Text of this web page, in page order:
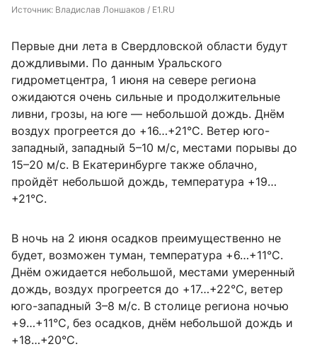
Источник: Владислав Лоншаков / E1.RU
Первые дни лета в Свердловской области будут
дождливыми. По данным Уральского
гидрометцентра, 1 июня на севере региона
ожидаются очень сильные и продолжительные
ливни, грозы, на юге — небольшой дождь. Днём
воздух прогреется до +16…+21°C. Ветер юго-
западный, западный 5–10 м/с, местами порывы до
15–20 м/с. В Екатеринбурге также облачно,
пройдёт небольшой дождь, температура +19…
+21°C.
В ночь на 2 июня осадков преимущественно не
будет, возможен туман, температура +6…+11°C.
Днём ожидается небольшой, местами умеренный
дождь, воздух прогреется до +17…+22°C, ветер
юго-западный 3–8 м/с. В столице региона ночью
+9…+11°C, без осадков, днём небольшой дождь и
+18…+20°C.